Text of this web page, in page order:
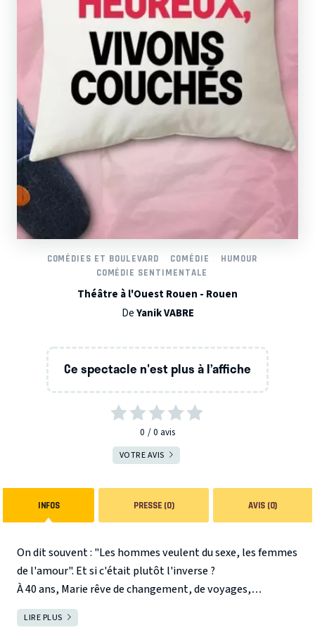
COMÉDIES ET BOULEVARD COMÉDIE
HUMOUR
COMÉDIE SENTIMENTALE
Théâtre à l'Ouest Rouen - Rouen
DeYanik VABRE
Ce spectacle n'est plus à l’affiche
0 0 avis
VOTRE AVIS
INFOS PRESSE (0) AVIS (0)
On dit souvent : "Les hommes veulent du sexe, les femmes
de l'amour". Et si c'était plutôt l'inverse ?
À 40 ans, Marie rêve de changement, de voyages,
d'imprévus. Vincent, lui, aime ses pantoufles, les Experts
et les vacances à Valras-Plage. Et pour enfoncer le clou,
LIRE PLUS